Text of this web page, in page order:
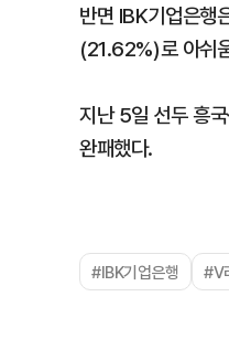
반면 IBK기업은행
(21.62%)로 아쉬
지난 5일 선두 흥
완패했다.
#IBK기업은행 #V